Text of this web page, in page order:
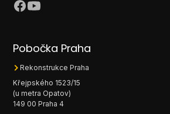
Pobočka Praha
Rekonstrukce Praha
Křejpského 1523/15
(u metra Opatov)
149 00 Praha 4